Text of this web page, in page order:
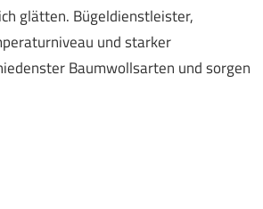
glätten. Bügeldienstleister,
und starker
Baumwollsarten und sorgen